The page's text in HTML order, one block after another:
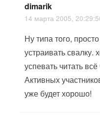
dimarik
14 марта 2005,
Ну типа того,
устраивать свалку.
успевать читать
Активных
уже будет хорошо!